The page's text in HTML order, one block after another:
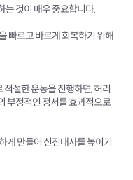
는 것이 매우 중요합니다.
빠르고 바르게 회복하기 위해
절한 운동을 진행하면, 허리
부정적인 정서를 효과적으로
게 만들어 신진대사를 높이기